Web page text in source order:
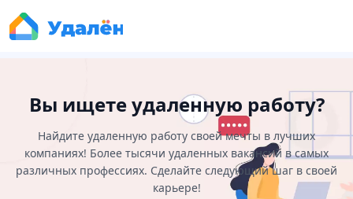
Вы ищете удаленную работу?
Найдите удаленную работу своей мечты в лучших
компаниях! Более тысячи удаленных вакансий в самых
различных профессиях. Сделайте следующий шаг в своей
карьере!